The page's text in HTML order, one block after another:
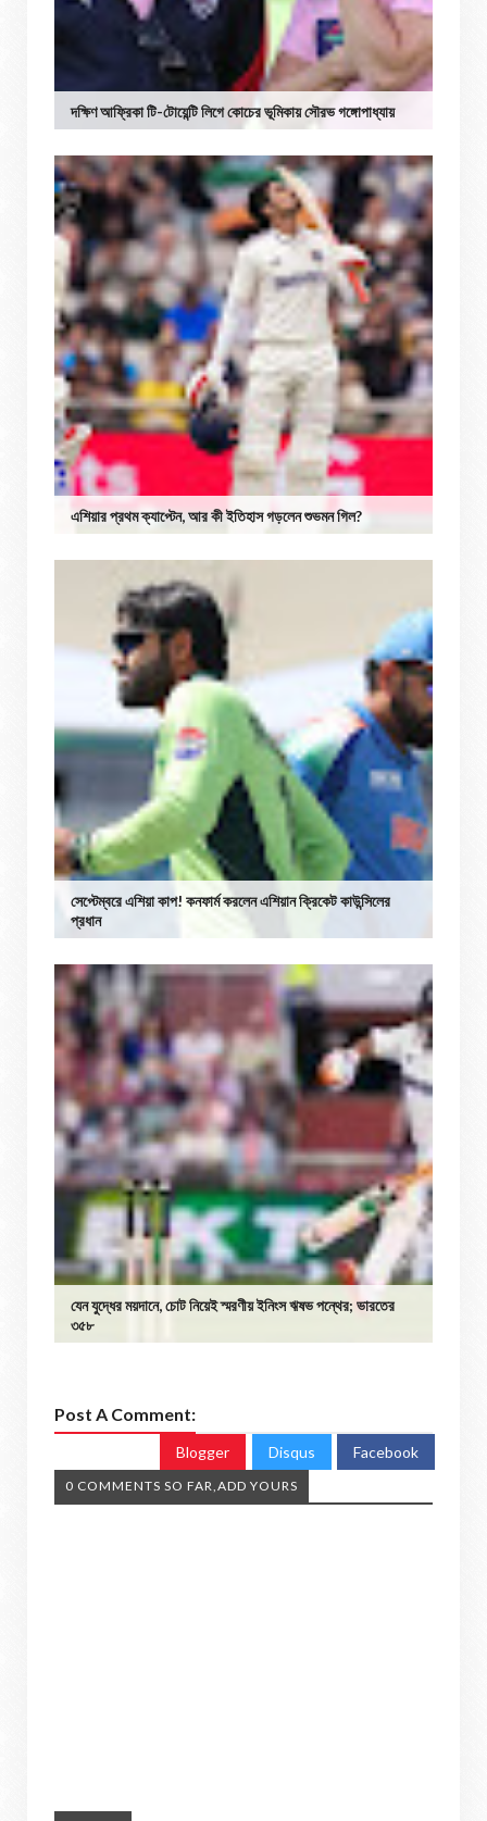
দক্ষিণ আফ্রিকা টি-টোয়েন্টি লিগে কোচের ভূমিকায় সৌরভ গঙ্গোপাধ্যায়
এশিয়ার প্রথম ক্যাপ্টেন, আর কী ইতিহাস গড়লেন শুভমন গিল?
সেপ্টেম্বরে এশিয়া কাপ! কনফার্ম করলেন এশিয়ান ক্রিকেট কাউন্সিলের
প্রধান
যেন যুদ্ধের ময়দানে, চোট নিয়েই স্মরণীয় ইনিংস ঋষভ পন্থের; ভারতের
৩৫৮
Post A Comment:
Blogger Disqus Facebook
0 COMMENTS SO FAR,ADD YOURS